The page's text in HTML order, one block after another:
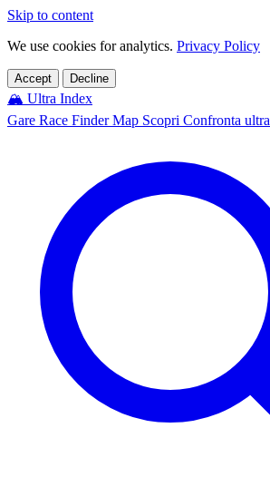
Skip to content
We use cookies for analytics. Privacy Policy
Accept Decline
🏔️ Ultra Index
Gare Race FinderMap Scopri Confronta ultra